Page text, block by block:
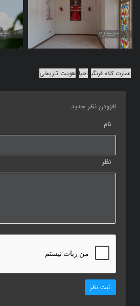
عمارت کلاه فرنگی احیا هویت تاریخی
افزودن نظر جدید
نام
نظر
ثبت نظر